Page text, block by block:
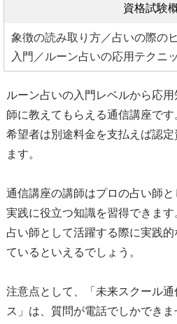
資格試験
象徴の読み取り方／占いの際の
入門／ルーン占いの応用テクニ
ルーン占いの入門レベルから応
師に教えてもらえる通信講座です
希望者は別途料金を支払えば認定
ます。
通信講座の講師はプロの占い師と
実践に役立つ知識を習得できます
占い師として活躍する際に実践
ているといえるでしょう。
注意点として、「未来スクール
ス」は、質問が電話でしかできま